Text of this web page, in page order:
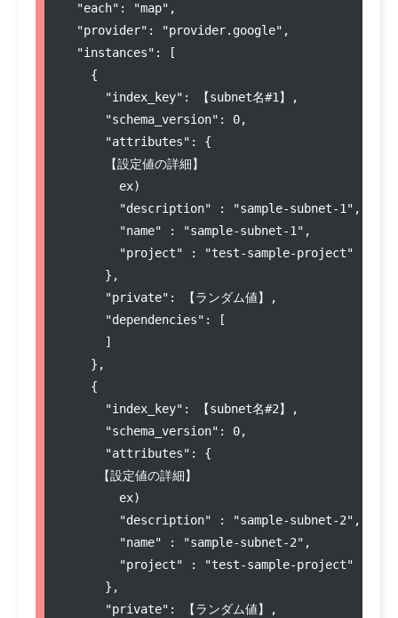
"each" : "map" ,
"provider" : "provider.google" ,
"instances" : [
    {
"index_key" : 【subnet名#1】
,
"schema_version" : 0,
"attributes" : {
【設定値の詳細】
ex)
"description" : "sample-subnet-1" ,
"name" : "sample-subnet-1" ,
"project" : "test-sample-project"
      },
"private" : 【ランダム値】
,
"dependencies" : [
      ]
    },
    {
"index_key" : 【subnet名#2】
,
"schema_version" : 0,
"attributes" : {
【設定値の詳細】
ex)
"description" : "sample-subnet-2" ,
"name" : "sample-subnet-2" ,
"project" : "test-sample-project"
      },
"private" : 【ランダム値】
,